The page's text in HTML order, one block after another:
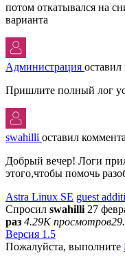
потом откатывался на
варианта
Администрация
Пришлите полный лог
swahilli оставил
Добрый вечер! Логи
этого,чтобы помочь
Astra Linux SE guest
Спросил swahilli 27
раз 4.29K просмотров
Версия 1.5
Пожалуйста, выполните